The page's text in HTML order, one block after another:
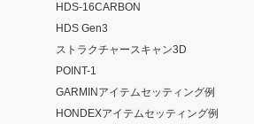
HDS-16CARBON
HDS Gen3
ストラクチャースキャン3D
POINT-1
GARMINアイテムセッティング例
HONDEXアイテムセッティング例